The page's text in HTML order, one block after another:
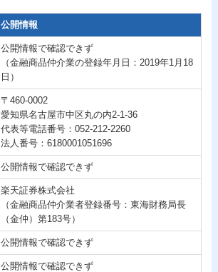
公開情報
公開情報で確認できず
（金融商品仲介業の登録年月日：2019年1月18
日）
〒460-0002
愛知県名古屋市中区丸の内2-1-36
代表等電話番号：052-212-2260
法人番号：6180001051696
公開情報で確認できず
楽天証券株式会社
（金融商品仲介業者登録番号：東海財務局長
（金仲）第183号）
公開情報で確認できず
公開情報で確認できず